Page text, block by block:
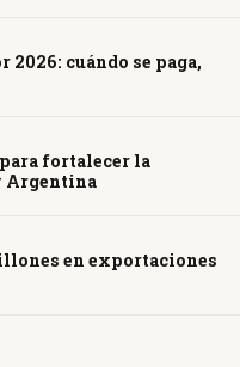
2026: cuándo se paga,
fortalecer la
Argentina
en exportaciones